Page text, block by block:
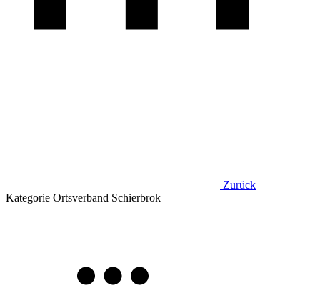
Zurück
Kategorie Ortsverband Schierbrok